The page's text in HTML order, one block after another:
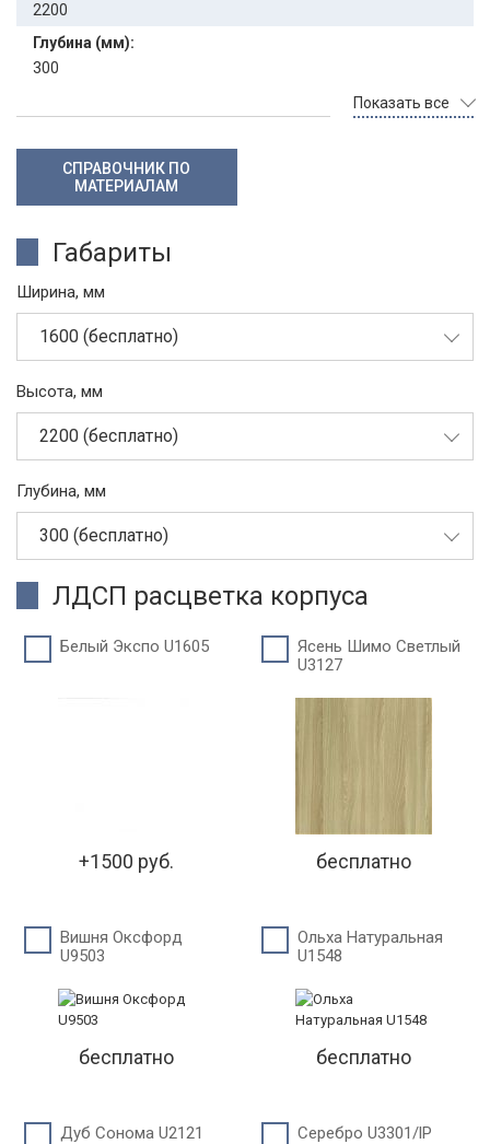
2200
Глубина (мм):
300
Показать все
СПРАВОЧНИК ПО
МАТЕРИАЛАМ
Габариты
Ширина, мм
1600 (бесплатно)
Высота, мм
2200 (бесплатно)
Глубина, мм
300 (бесплатно)
ЛДСП расцветка корпуса
Белый Экспо U1605
+1500 руб.
Ясень Шимо Светлый
U3127
бесплатно
Вишня Оксфорд
U9503
бесплатно
Ольха Натуральная
U1548
бесплатно
Дуб Сонома U2121 Серебро U3301/lP